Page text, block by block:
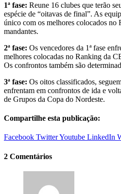
1ª fase: Reune 16 clubes que terão
espécie de “oitavas de final”. As
único com os melhores colocados
mandantes.
2ª fase: Os vencedores da 1ª fase
melhores colocadas no Ranking da
Os confrontos também são
3ª fase: Os oitos classificados,
enfrentam em confrontos de ida e
de Grupos da Copa do Nordeste.
Compartilhe esta publicação:
Facebook TwitterYoutube LinkedIn
2 Comentários